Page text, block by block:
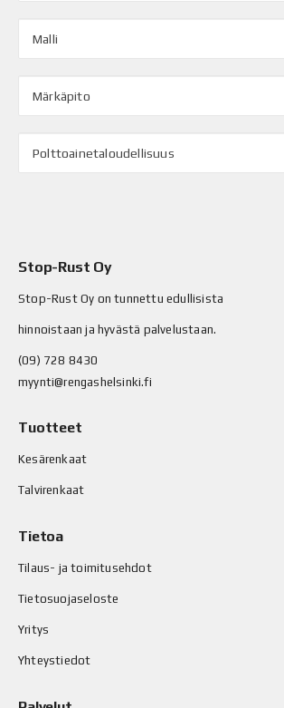
Malli
Märkäpito
Polttoainetaloudellisuus
Stop-Rust Oy
Stop-Rust Oy on tunnettu edullisista
hinnoistaan ja hyvästä palvelustaan.
(09) 728 8430
myynti@rengashelsinki.fi
Tuotteet
Kesärenkaat
Talvirenkaat
Tietoa
Tilaus- ja toimitusehdot
Tietosuojaseloste
Yritys
Yhteystiedot